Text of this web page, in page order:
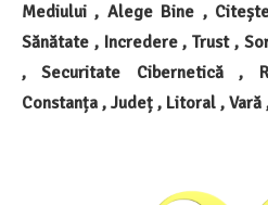
Mediului , Alege Bine ,
Sănătate , Incredere , Trust ,
, Securitate Cibernetică ,
Constanța , Județ , Litoral , Vară